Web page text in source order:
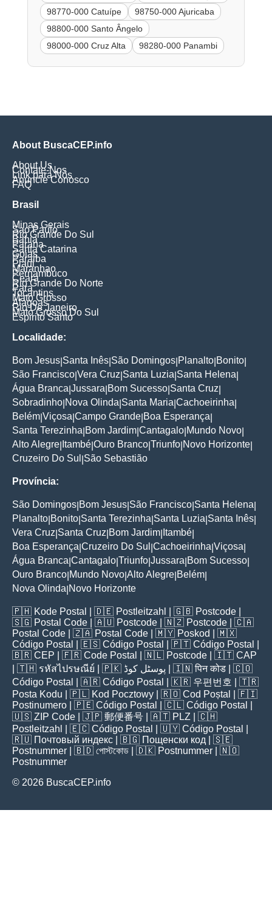
98770-000 Catuípe
98750-000 Ajuricaba
98800-000 Santo Ângelo
98000-000 Cruz Alta
98280-000 Panambi
About BuscaCEP.info
About Us
Contate-Nos
Link para Nós
Anuncie Conosco
FAQ
Brasil
Minas Gerais
Sao Paulo
Rio Grande Do Sul
Bahia
Parana
Santa Catarina
Goias
Paraiba
Piaui
Maranhao
Pernambuco
Ceara
Rio Grande Do Norte
Para
Tocantins
Mato Grosso
Alagoas
Rio De Janeiro
Mato Grosso Do Sul
Espirito Santo
Localidade:
Bom Jesus Santa Inês São Domingos Planalto Bonito
São Francisco Vera Cruz Santa Luzia Santa Helena
Água Branca Jussara Bom Sucesso Santa Cruz
Sobradinho Nova Olinda Santa Maria Cachoeirinha
Belém Viçosa Campo Grande Boa Esperança
Santa Terezinha Bom Jardim Cantagalo Mundo Novo
Alto Alegre Itambé Ouro Branco Triunfo Novo Horizonte
Cruzeiro Do Sul São Sebastião
Província:
São Domingos Bom Jesus São Francisco Santa Helena
Planalto Bonito Santa Terezinha Santa Luzia Santa Inês
Vera Cruz Santa Cruz Bom Jardim Itambé
Boa Esperança Cruzeiro Do Sul Cachoeirinha Viçosa
Água Branca Cantagalo Triunfo Jussara Bom Sucesso
Ouro Branco Mundo Novo Alto Alegre Belém
Nova Olinda Novo Horizonte
🇵🇭 Kode Postal | 🇩🇪 Postleitzahl | 🇬🇧 Postcode
🇸🇬 Postal Code | 🇦🇺 Postcode | 🇳🇿 Postcode | 🇨🇦
Postal Code | 🇿🇦 Postal Code | 🇲🇾 Poskod
| 🇲🇽
Código Postal
| 🇪🇸 Código Postal | 🇵🇹 Código Postal
🇧🇷 CEP | 🇫🇷 Code Postal | 🇳🇱 Postcode | 🇮🇹 CAP
| 🇹🇭 รหัสไปรษณีย์ | 🇵🇰 پوسٹل کوڈ | 🇮🇳पिन कोड | 🇨🇴
Código Postal
| 🇦🇷 Código Postal | 🇰🇷 우편번호
| 🇹🇷
Posta Kodu | 🇵🇱 Kod Pocztowy | 🇷🇴 Cod Poștal
| 🇫🇮
Postinumero | 🇵🇪 Código Postal | 🇨🇱 Código Postal
🇺🇸 ZIP Code | 🇯🇵 郵便番号 | 🇦🇹 PLZ | 🇨🇭
Postleitzahl
| 🇪🇨 Código Postal | 🇺🇾 Código Postal
🇷🇺 Почтовый индекс | 🇧🇬 Пощенски код | 🇸🇪
Postnummer | 🇧🇩 পোস্টকোড | 🇩🇰 Postnummer | 🇳🇴
Postnummer
© 2026 BuscaCEP.info